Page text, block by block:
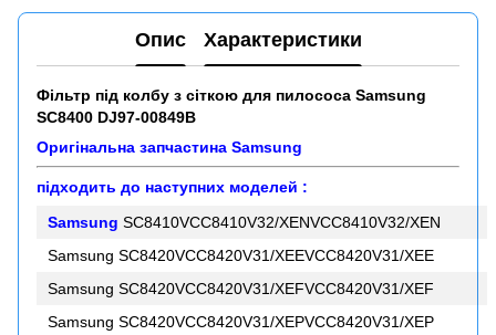
Опис Характеристики
Фільтр під колбу з сіткою для пилососа Samsung
SC8400 DJ97-00849B
Оригінальна запчастина Samsung
підходить до наступних моделей :
Samsung SC8410VCC8410V32/XENVCC8410V32/XEN
Samsung SC8420VCC8420V31/XEEVCC8420V31/XEE
Samsung SC8420VCC8420V31/XEFVCC8420V31/XEF
Samsung SC8420VCC8420V31/XEPVCC8420V31/XEP